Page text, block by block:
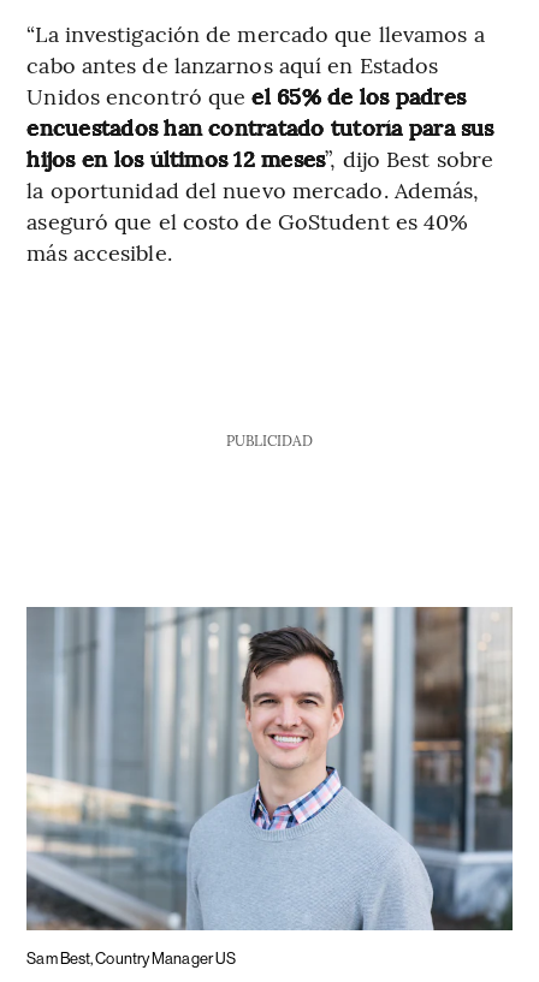
“La investigación de mercado que llevamos a
cabo antes de lanzarnos aquí en Estados
Unidos encontró queel 65% de los padres
encuestados han contratado tutoría para sus
hijos en los últimos 12 meses”, dijo Best sobre
la oportunidad del nuevo mercado. Además,
aseguró que el costo de GoStudent es 40%
más accesible.
PUBLICIDAD
Sam Best, Country Manager US